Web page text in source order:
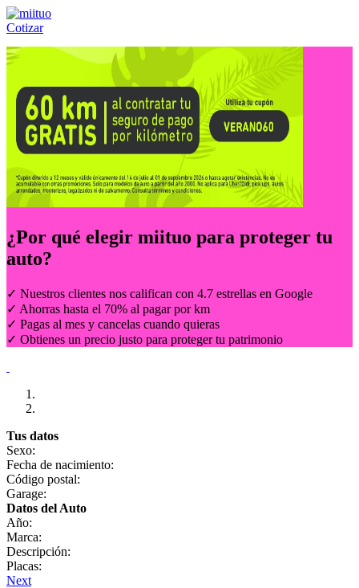
Cotizar
Llámanos al:(55) 84-21-05-00 ó
¿Por qué elegir miituo para proteger tu
auto?
✓ Nuestros clientes nos califican con 4.7 estrellas en Google
✓ Ahorras hasta el 70% al pagar por km
✓ Pagas al mes y cancelas cuando quieras
✓ Obtienes un precio justo para proteger tu patrimonio
Tus datos
Sexo:
Fecha de nacimiento:
Código postal:
Garage:
Datos del Auto
Año:
Marca:
Descripción:
Placas:
Next